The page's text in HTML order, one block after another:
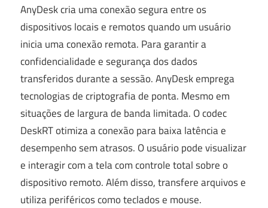
AnyDesk cria uma conexão segura entre os
dispositivos locais e remotos quando um usuário
inicia uma conexão remota. Para garantir a
confidencialidade e segurança dos dados
transferidos durante a sessão. AnyDesk emprega
tecnologias de criptografia de ponta. Mesmo em
situações de largura de banda limitada. O codec
DeskRT otimiza a conexão para baixa latência e
desempenho sem atrasos. O usuário pode visualizar
e interagir com a tela com controle total sobre o
dispositivo remoto. Além disso, transfere arquivos e
utiliza periféricos como teclados e mouse.